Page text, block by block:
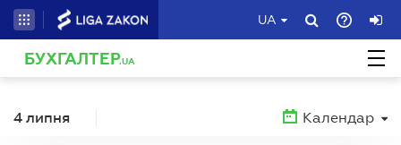
UA
БУХГАЛТЕР.UA
4 липня Календар